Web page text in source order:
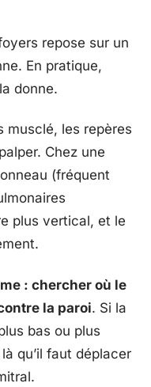
repose sur un
En pratique,
donne.
musclé, les repères
Chez une
(fréquent
plus vertical, et le
: chercher où le
la paroi. Si la
bas ou plus
qu’il faut déplacer